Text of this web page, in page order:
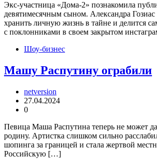
Экс-участница «Дома-2» познакомила
девятимесячным сыном. Александра Гозиас
хранить личную жизнь в тайне и делится
с поклонниками в своем закрытом
Шоу-бизнес
Машу Распутину ограбили
netversion
27.04.2024
0
Певица Маша Распутина теперь не может
родину. Артистка слишком сильно
шопинга за границей и стала жертвой
Российскую […]